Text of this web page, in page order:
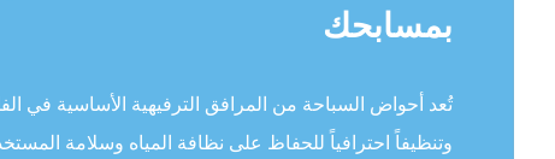
بمسابحك
تُعد أحواض السباحة من المرافق الترفيهية الأساسية في
وتنظيفاً احترافياً للحفاظ على نظافة المياه وسلامة